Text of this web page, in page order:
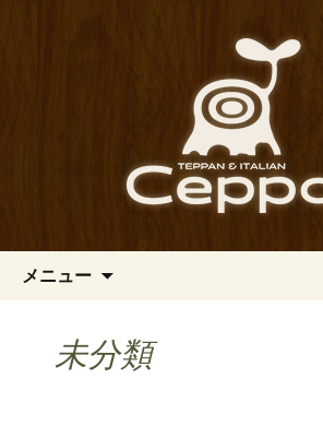
南船場・心斎橋の
「Ceppo（チェッ
イタリアン「Ceppo（チ
さまざまなパスタや讃
ステーキのほか、バルメ
にご用意。デートにも一
様にもぴったりです。
メニュー
未分類